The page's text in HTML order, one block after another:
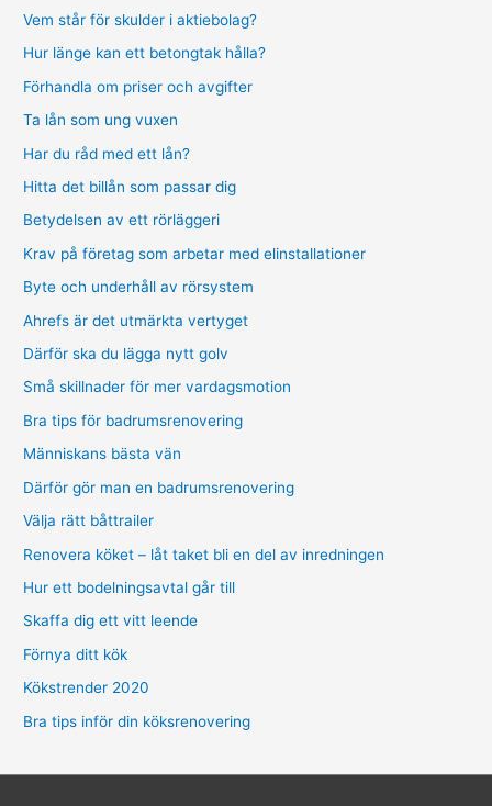
Vem står för skulder i aktiebolag?
Hur länge kan ett betongtak hålla?
Förhandla om priser och avgifter
Ta lån som ung vuxen
Har du råd med ett lån?
Hitta det billån som passar dig
Betydelsen av ett rörläggeri
Krav på företag som arbetar med elinstallationer
Byte och underhåll av rörsystem
Ahrefs är det utmärkta vertyget
Därför ska du lägga nytt golv
Små skillnader för mer vardagsmotion
Bra tips för badrumsrenovering
Människans bästa vän
Därför gör man en badrumsrenovering
Välja rätt båttrailer
Renovera köket – låt taket bli en del av inredningen
Hur ett bodelningsavtal går till
Skaffa dig ett vitt leende
Förnya ditt kök
Kökstrender 2020
Bra tips inför din köksrenovering